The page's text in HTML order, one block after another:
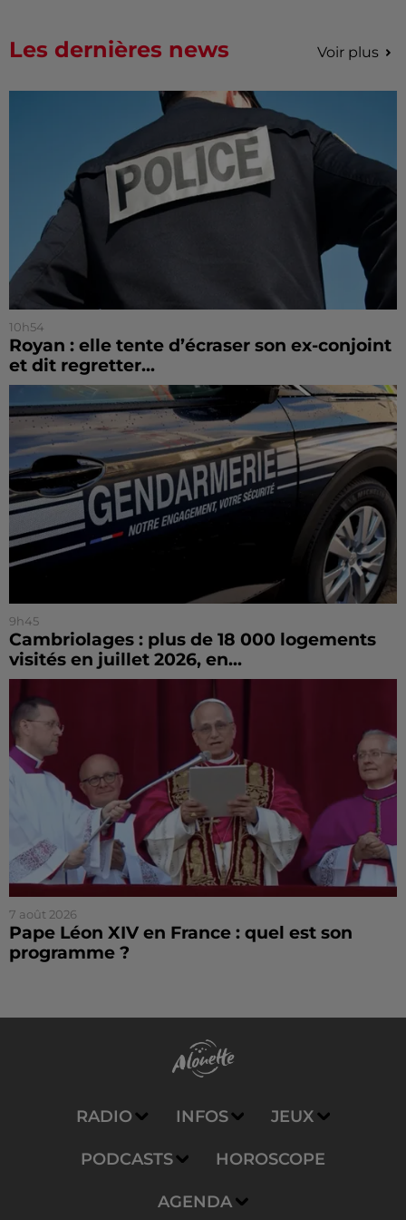
Les dernières news Voir plus
10h54
Royan : elle tente d’écraser son ex-conjoint
et dit regretter...
9h45
Cambriolages : plus de 18 000 logements
visités en juillet 2026, en...
7 août 2026
Pape Léon XIV en France : quel est son
programme ?
RADIO INFOS JEUX
PODCASTS HOROSCOPE
AGENDA